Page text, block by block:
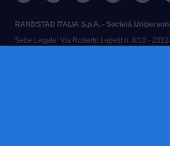
RANDSTAD ITALIA S.p.A. - Società
Sede Legale: Via Roberto Lepetit n. 8/10 -